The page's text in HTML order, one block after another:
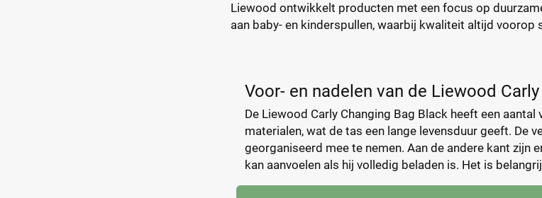
Liewood ontwikkelt producten met een focus op
aan baby- en kinderspullen, waarbij kwaliteit altijd voorop
Voor- en nadelen van de Liewood
De Liewood Carly Changing Bag Black heeft een
materialen, wat de tas een lange levensduur geeft. De
georganiseerd mee te nemen. Aan de andere kant zijn
kan aanvoelen als hij volledig beladen is. Het is